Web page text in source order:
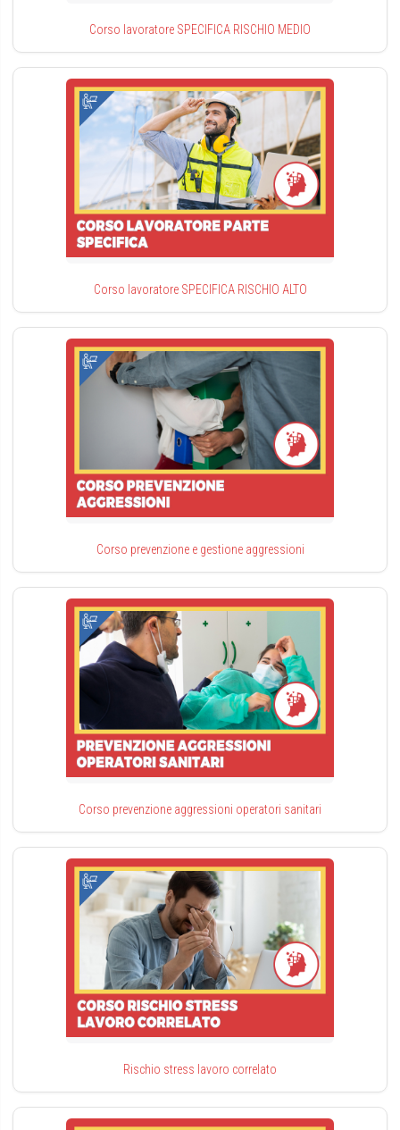
Corso lavoratore SPECIFICA RISCHIO MEDIO
Corso lavoratore SPECIFICA RISCHIO ALTO
Corso prevenzione e gestione aggressioni
Corso prevenzione aggressioni operatori sanitari
Rischio stress lavoro correlato